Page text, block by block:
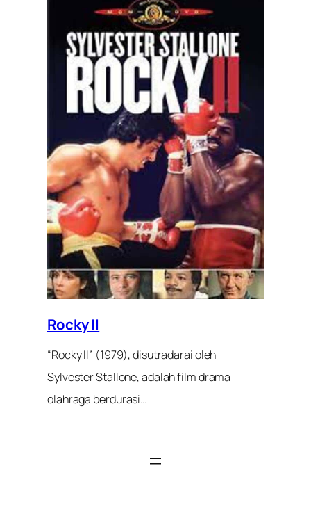
Rocky II
“Rocky II” (1979), disutradarai oleh
Sylvester Stallone, adalah film drama
olahraga berdurasi…